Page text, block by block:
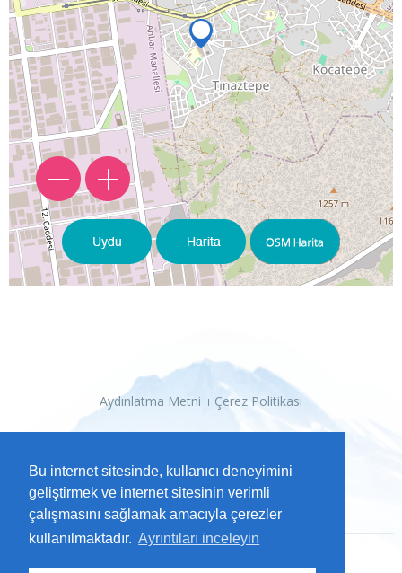
Bu internet sitesinde, kullanıcı deneyimini
geliştirmek ve internet sitesinin verimli
çalışmasını sağlamak amacıyla çerezler
kullanılmaktadır. Ayrıntıları inceleyin
Aydınlatma Metni Çerez Politikası